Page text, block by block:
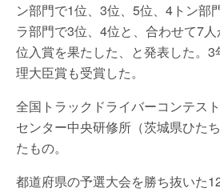
ン部門で1位、3位、5位、4トン部
ラ部門で3位、4位と、合わせて7
位入賞を果たした、と発表した。
理大臣賞も受賞した。
全国トラックドライバーコンテス
センター中央研修所（茨城県ひた
たもの。
都道府県の予選大会を勝ち抜いた